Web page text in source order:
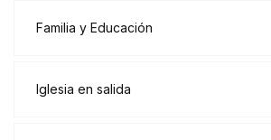
Familia y Educación
Iglesia en salida